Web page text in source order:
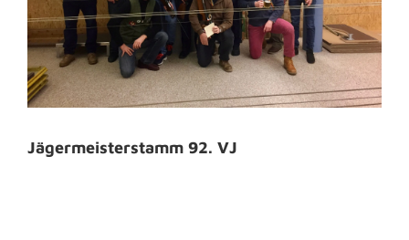
Jägermeisterstamm 92. VJ